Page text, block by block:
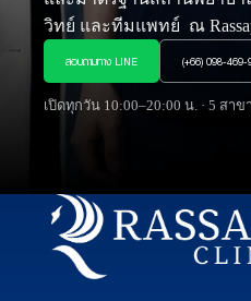
วิทย์ และทีมแพทย์ ณ
สอบถามทาง LINE
(+66) 098-469-
เปิดทุกวัน 10:00–20:00 น. · 5 สาข